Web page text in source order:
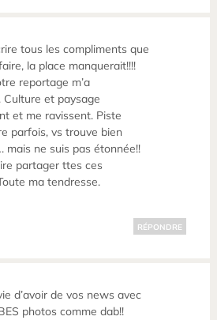
tous les compliments que
la place manquerait!!!!
reportage m’a
Culture et paysage
et me ravissent. Piste
parfois, vs trouve bien
mais ne suis pas étonnée!!
partager ttes ces
ma tendresse.
RÉPONDRE
d’avoir de vos news avec
photos comme dab!!